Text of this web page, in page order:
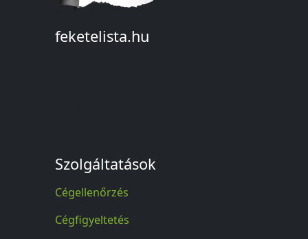
feketelista.hu
Szolgáltatások
Cégellenőrzés
Cégfigyeltetés